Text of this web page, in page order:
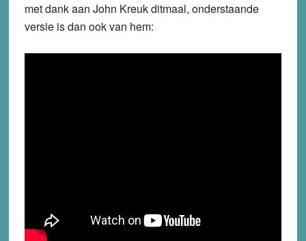
met dank aan John Kreuk ditmaal, onderstaande
versie is dan ook van hem: